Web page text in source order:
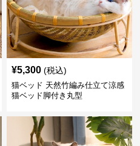
¥5,300 (税込)
猫ベッド 天然竹編み仕立て涼感
猫ベッド脚付き丸型